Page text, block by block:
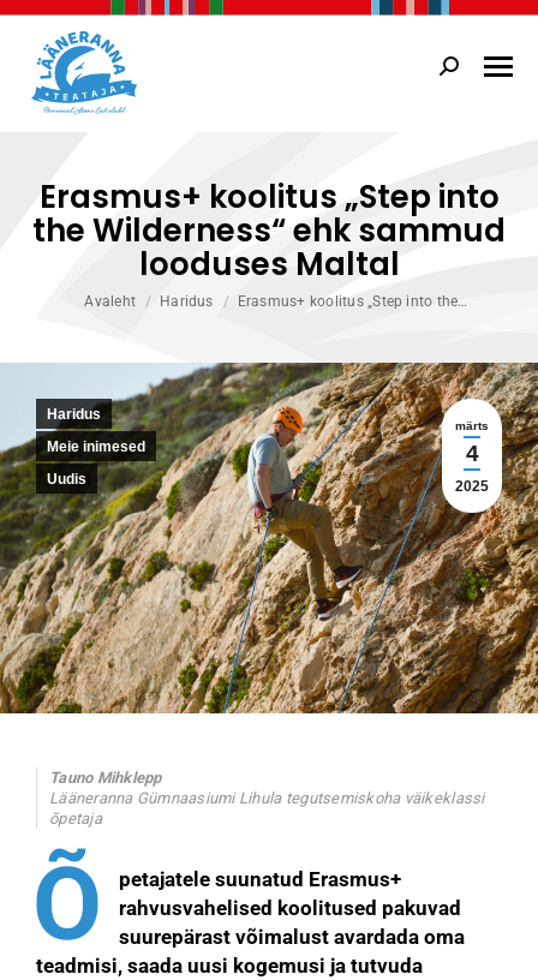
Search:
Erasmus+ koolitus „Step into
the Wilderness“ ehk sammud
looduses Maltal
You are here:
Avaleht Haridus Erasmus+ koolitus „Step into the…
märts
4
2025
Haridus
Meie inimesed
Uudis
Tauno Mihklepp
Lääneranna Gümnaasiumi Lihula tegutsemiskoha väikeklassi
õpetaja
Õ
petajatele suunatud Erasmus+
rahvusvahelised koolitused pakuvad
suurepärast võimalust avardada oma
teadmisi, saada uusi kogemusi ja tutvuda